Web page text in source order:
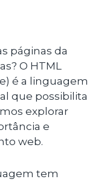
páginas da
O HTML
é a linguagem
que possibilita
explorar
e
web.
tem